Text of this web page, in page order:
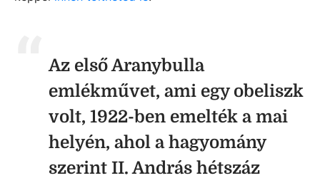
Az első Aranybulla
emlékművet, ami egy obeliszk
volt, 1922-ben emelték a mai
helyén, ahol a hagyomány
szerint II. András hétszáz